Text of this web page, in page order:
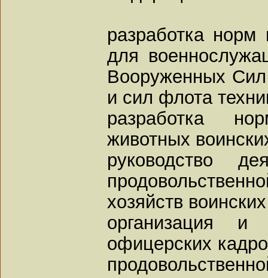
разработка норм
для
Вооруженных
и сил флота
разработка
животных
руководство
хозяйств
организация и
офицерских